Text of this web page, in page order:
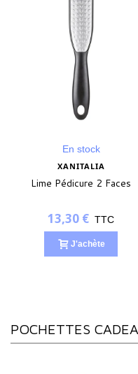
En stock
XANITALIA
Lime Pédicure 2 Faces
13,30 € TTC
J'achète
POCHETTES